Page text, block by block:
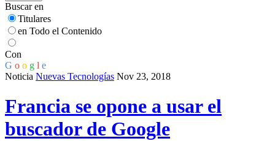
Buscar en
Titulares
en Todo el Contenido
Con
G o o g l e
Noticia Nuevas Tecnologías Nov 23, 2018
Francia se opone a usar el
buscador de Google